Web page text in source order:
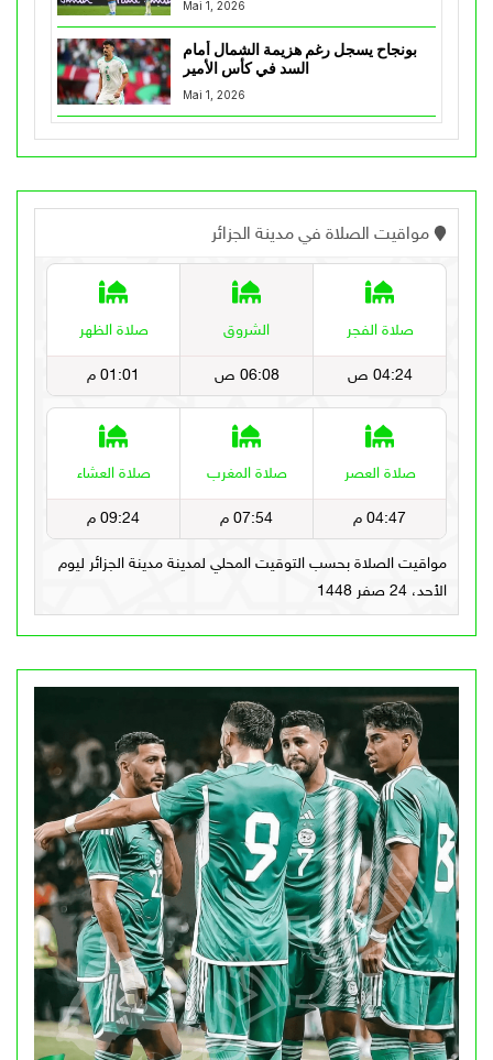
Mai 1, 2026
بونجاح يسجل رغم هزيمة الشمال أمام
السد في كأس الأمير
Mai 1, 2026